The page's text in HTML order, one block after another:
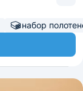
набор